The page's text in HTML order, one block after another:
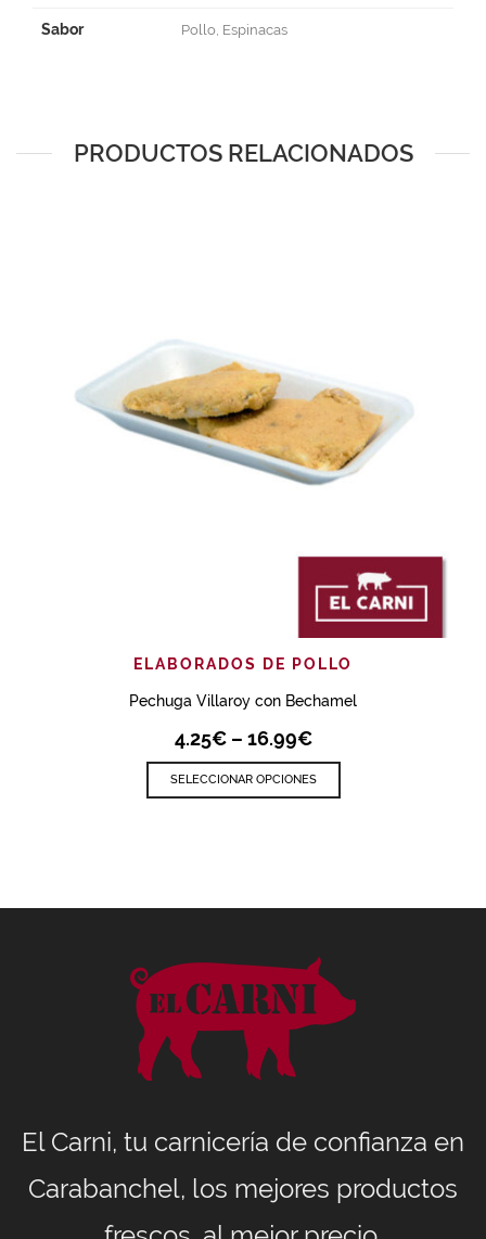
Sabor Pollo, Espinacas
PRODUCTOS RELACIONADOS
ELABORADOS DE POLLO
Pechuga Villaroy con Bechamel
4.25€– 16.99€
SELECCIONAR OPCIONES
El Carni, tu carnicería de confianza en
Carabanchel, los mejores productos